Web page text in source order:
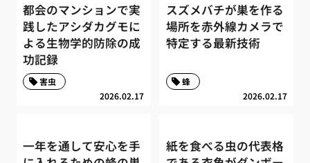
都会のマンションで実
践したアシダカグモに
よる生物学的防除の成
功記録
2026.02.17
害虫
スズメバチが巣を作る
場所を赤外線カメラで
特定する最新技術
2026.02.17
蜂
一年を通して安心を手
紙を食べる虫の代表格